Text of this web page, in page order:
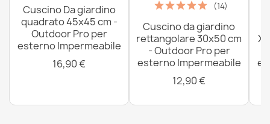
Cuscino Da giardino
quadrato 45x45 cm -
Outdoor Pro per
esterno Impermeabile
16,90 €
(14)
Cuscino da giardino
rettangolare 30x50 cm
- Outdoor Pro per
esterno Impermeabile
12,90 €